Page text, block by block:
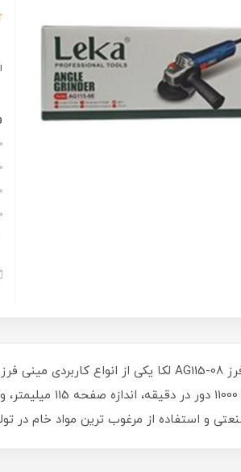
و استفاده از مرغوب ترین مواد خام در